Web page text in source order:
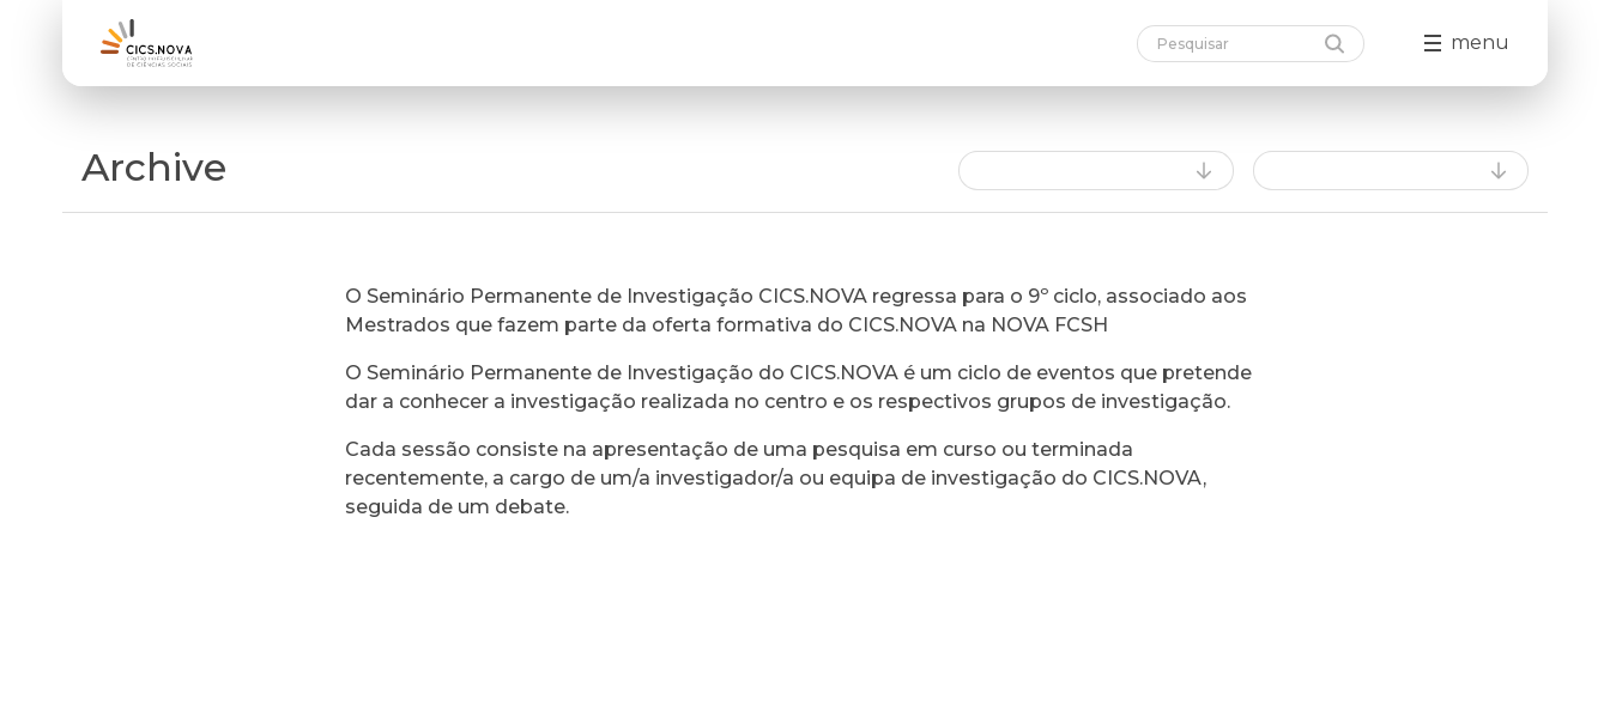
menu
Archive
O Seminário Permanente de Investigação CICS.NOVA regressa para o 9º ciclo, associado aos
Mestrados que fazem parte da oferta formativa do CICS.NOVA na NOVA FCSH
O Seminário Permanente de Investigação do CICS.NOVA é um ciclo de eventos que pretende
dar a conhecer a investigação realizada no centro e os respectivos grupos de investigação.
Cada sessão consiste na apresentação de uma pesquisa em curso ou terminada
recentemente, a cargo de um/a investigador/a ou equipa de investigação do CICS.NOVA,
seguida de um debate.